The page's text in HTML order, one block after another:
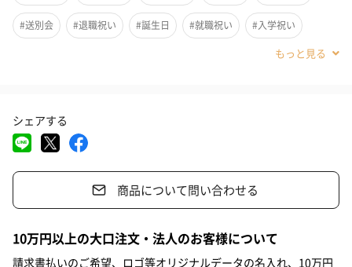
名刺入れ、カードケース、ミニ財布にもなるとても収納力豊富な
名刺入れ（カードケース）です。
#送別会 #退職祝い #誕生日 #就職祝い #入学祝い
#クリスマス
#義母 #義父
#息子 #彼氏
#祖父 #父親 #夫 #男性 #男友達
#60代 #70代 #90代
シェアする
商品について問い合わせる
10万円以上の大口注文・法人のお客様について
請求書払いのご希望、ロゴ等オリジナルデータの名入れ、10万円